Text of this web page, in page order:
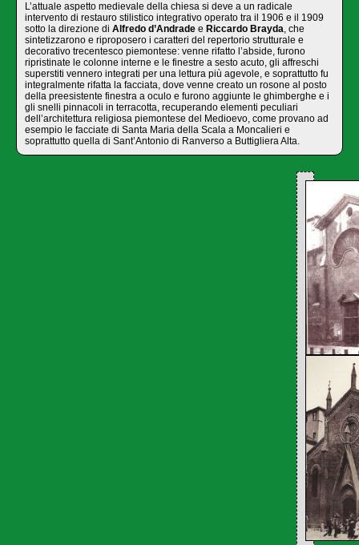
L’attuale aspetto medievale della chiesa si deve a un radicale
intervento di restauro stilistico integrativo operato tra il 1906 e il 1909
sotto la direzione di Alfredo d’Andrade e Riccardo Brayda, che
sintetizzarono e riproposero i caratteri del repertorio strutturale e
decorativo trecentesco piemontese: venne rifatto l’abside, furono
ripristinate le colonne interne e le finestre a sesto acuto, gli affreschi
superstiti vennero integrati per una lettura più agevole, e soprattutto fu
integralmente rifatta la facciata, dove venne creato un rosone al posto
della preesistente finestra a oculo e furono aggiunte le ghimberghe e i
gli snelli pinnacoli in terracotta, recuperando elementi peculiari
dell’architettura religiosa piemontese del Medioevo, come provano ad
esempio le facciate di Santa Maria della Scala a Moncalieri e
soprattutto quella di Sant’Antonio di Ranverso a Buttigliera Alta.